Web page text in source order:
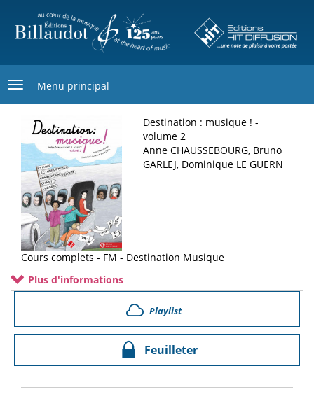
contenu
Menu principal
Destination : musique ! -
volume 2
Anne CHAUSSEBOURG, Bruno
GARLEJ, Dominique LE GUERN
Cours complets - FM - Destination Musique
Plus d'informations
Playlist
Feuilleter